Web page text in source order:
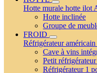
Hotte murale hotte ilot
Hotte inclinée
Groupe de
FROID
Réfrigérateur américain
Cave à vins
Petit
Réfrigérateur 1